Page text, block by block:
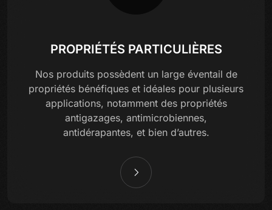
PROPRIÉTÉS PARTICULIÈRES
Nos produits possèdent un large éventail de
propriétés bénéfiques et idéales pour plusieurs
applications, notamment des propriétés
antigazages, antimicrobiennes,
antidérapantes, et bien d’autres.